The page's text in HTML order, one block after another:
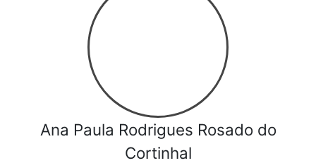
Ana Paula Rodrigues Rosado do
Cortinhal